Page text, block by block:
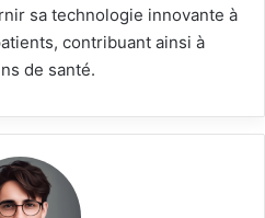
sa technologie innovante à
contribuant ainsi à
de santé.